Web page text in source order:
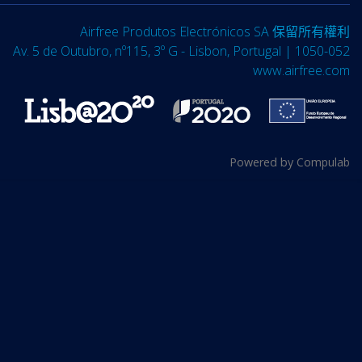
Airfree Produtos Electrónicos SA 保留所有權利
Av. 5 de Outubro, nº115, 3º G - Lisbon, Portugal | 1050-052
www.airfree.com
Powered by Compulab